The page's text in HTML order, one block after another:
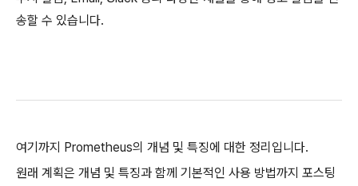
송할 수 있습니다.
여기까지 Prometheus의 개념 및 특징에 대한 정리입니다.
원래 계획은 개념 및 특징과 함께 기본적인 사용 방법까지 포스팅